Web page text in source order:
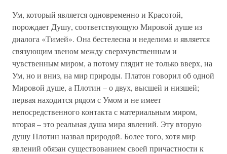
Ум, который является одновременно и Красотой,
порождает Душу, соответствующую Мировой душе из
диалога «Тимей». Она бестелесна и неделима и является
связующим звеном между сверхчувственным и
чувственным миром, а потому глядит не только вверх, на
Ум, но и вниз, на мир природы. Платон говорил об одной
Мировой душе, а Плотин – о двух, высшей и низшей;
первая находится рядом с Умом и не имеет
непосредственного контакта с материальным миром,
вторая – это реальная душа мира явлений. Эту вторую
душу Плотин назвал природой. Более того, хотя мир
явлений обязан существованием своей причастности к